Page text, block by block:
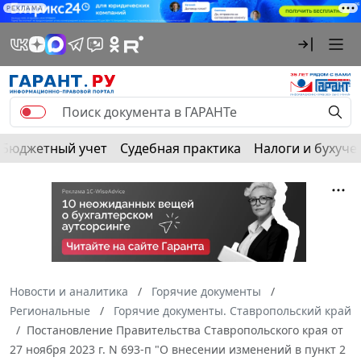
РЕКЛАМА
Бюджетный учет Судебная практика Налоги и
Новости и аналитика
Горячие документы
Региональные
Горячие документы. Ставропольский край
Постановление Правительства Ставропольского края от
27 ноября 2023 г. N 693-п "О внесении изменений в пункт 2